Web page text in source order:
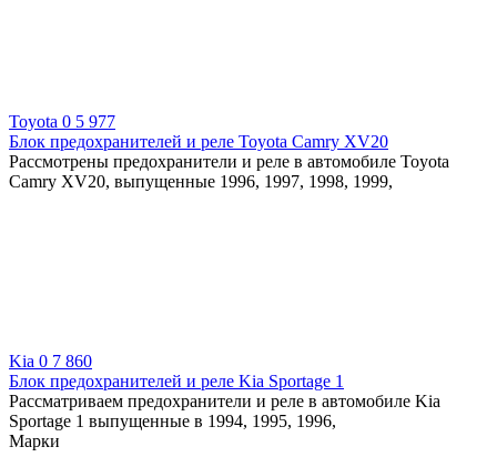
Toyota 0 5 977
Блок предохранителей и реле Toyota Camry XV20
Рассмотрены предохранители и реле в автомобиле Toyota
Camry XV20, выпущенные 1996, 1997, 1998, 1999,
Kia 0 7 860
Блок предохранителей и реле Kia Sportage 1
Рассматриваем предохранители и реле в автомобиле Kia
Sportage 1 выпущенные в 1994, 1995, 1996,
Марки